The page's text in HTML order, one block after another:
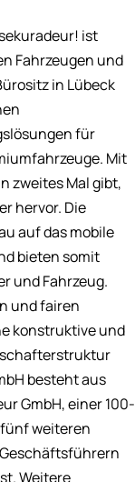
ist
Fahrzeugen und
in Lübeck
für
Mit
zweites Mal gibt,
hervor. Die
auf das mobile
bieten somit
und Fahrzeug.
und fairen
konstruktive und
besteht aus
GmbH, einer 100-
fünf weiteren
Weitere